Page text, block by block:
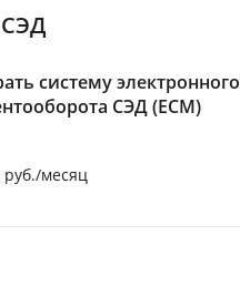
СЭД
систему электронного
СЭД (ECM)
месяц